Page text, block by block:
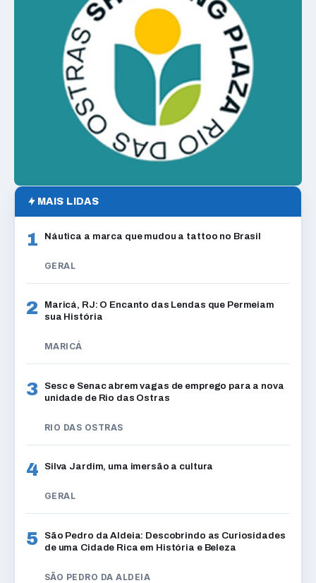
MAIS LIDAS
1 Náutica a marca que mudou a tattoo no Brasil
GERAL
2
Maricá, RJ: O Encanto das Lendas que Permeiam
sua História
MARICÁ
3
Sesc e Senac abrem vagas de emprego para a nova
unidade de Rio das Ostras
RIO DAS OSTRAS
4 Silva Jardim, uma imersão a cultura
GERAL
5
São Pedro da Aldeia: Descobrindo as Curiosidades
de uma Cidade Rica em História e Beleza
SÃO PEDRO DA ALDEIA